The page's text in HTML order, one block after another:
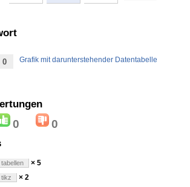
0 Grafik mit darunterstehender Datentabelle
0 0
tabellen × 5
tikz × 2